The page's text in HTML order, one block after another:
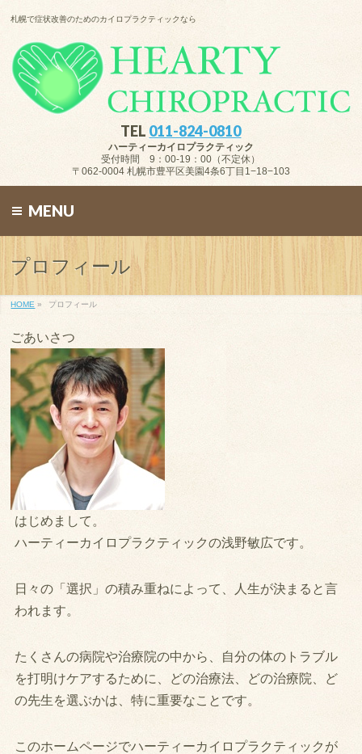
札幌で症状改善のためのカイロプラクティックなら
TEL 011-824-0810
ハーティーカイロプラクティック
受付時間 9：00-19：00（不定休）
〒062-0004 札幌市豊平区美園4条6丁目1−18−103
MENU
プロフィール
HOME » プロフィール
ごあいさつ
はじめまして。
ハーティーカイロプラクティックの浅野敏広です。
日々の「選択」の積み重ねによって、人生が決まると言
われます。
たくさんの病院や治療院の中から、自分の体のトラブル
を打明けケアするために、どの治療法、どの治療院、ど
の先生を選ぶかは、特に重要なことです。
このホームページでハーティーカイロプラクティックが